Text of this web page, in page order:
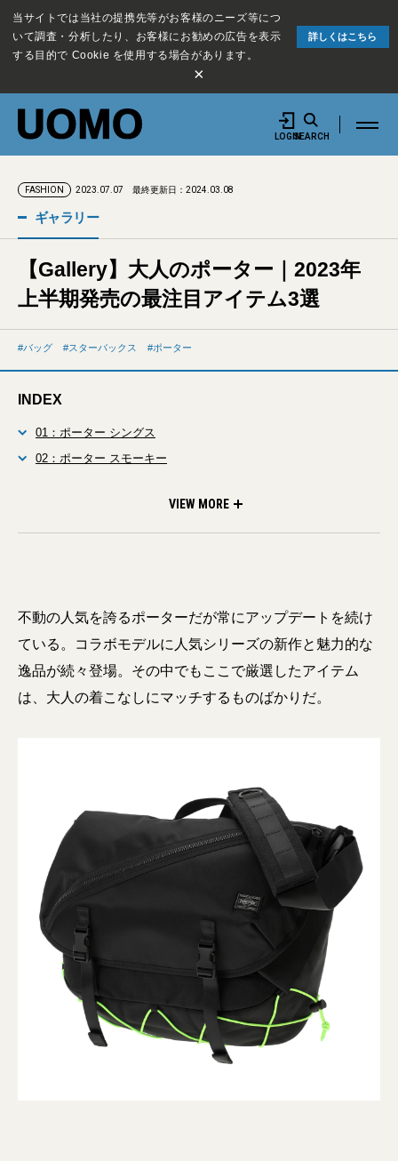
当サイトでは当社の提携先等がお客様のニーズ等につ
いて調査・分析したり、お客様にお勧めの広告を表示
する目的で Cookie を使用する場合があります。
詳しくはこちら
×
LOGINSEARCH
FASHION 2023.07.07 最終更新日：2024.03.08
ギャラリー
【Gallery】大人のポーター｜2023年
上半期発売の最注目アイテム3選
バッグ スターバックス ポーター
INDEX
01：ポーター シングス
02：ポーター スモーキー
VIEW MORE
不動の人気を誇るポーターだが常にアップデートを続け
ている。コラボモデルに人気シリーズの新作と魅力的な
逸品が続々登場。その中でもここで厳選したアイテム
は、大人の着こなしにマッチするものばかりだ。